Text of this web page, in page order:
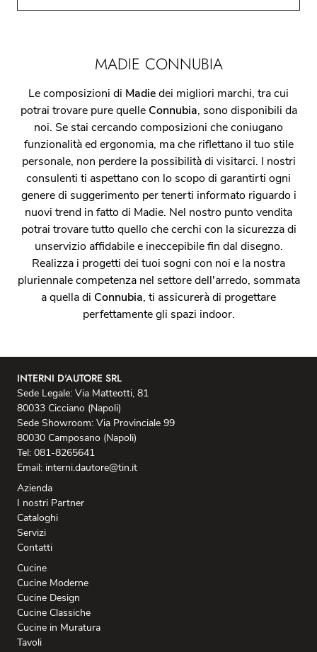
MADIE CONNUBIA
Le composizioni di Madiedei migliori marchi, tra cui
potrai trovare pure quelle Connubia, sono disponibili da
noi. Se stai cercando composizioni che coniugano
funzionalità ed ergonomia, ma che riflettano il tuo stile
personale, non perdere la possibilità di visitarci. I nostri
consulenti ti aspettano con lo scopo di garantirti ogni
genere di suggerimento per tenerti informato riguardo i
nuovi trend in fatto di Madie. Nel nostro punto vendita
potrai trovare tutto quello che cerchi con la sicurezza di
unservizio affidabile e ineccepibile fin dal disegno.
Realizza i progetti dei tuoi sogni con noi e la nostra
pluriennale competenza nel settore dell'arredo, sommata
a quella di Connubia, ti assicurerà di progettare
perfettamente gli spazi indoor.
INTERNI D'AUTORE SRL
Sede Legale: Via Matteotti, 81
80033 Cicciano (Napoli)
Sede Showroom: Via Provinciale 99
80030 Camposano (Napoli)
Tel: 081-8265641
Email: interni.dautore@tin.it
Azienda
I nostri Partner
Cataloghi
Servizi
Contatti
Cucine
Cucine Moderne
Cucine Design
Cucine Classiche
Cucine in Muratura
Tavoli